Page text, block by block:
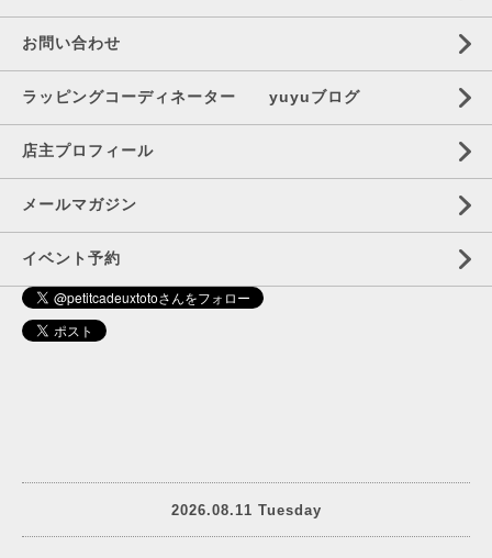
お問い合わせ
ラッピングコーディネーター yuyuブログ
店主プロフィール
メールマガジン
イベント予約
2026.08.11 Tuesday